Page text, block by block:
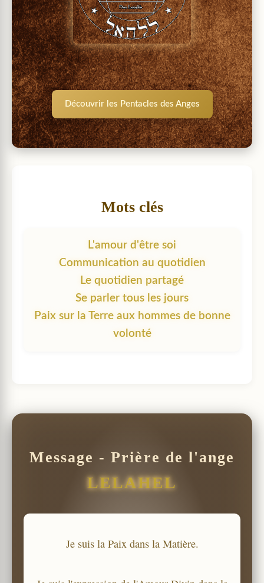
Découvrir les Pentacles des Anges
Mots clés
L'amour d'être soi
Communication au quotidien
Le quotidien partagé
Se parler tous les jours
Paix sur la Terre aux hommes de bonne
volonté
Message - Prière de l'ange
LELAHEL
Je suis la Paix dans la Matière.